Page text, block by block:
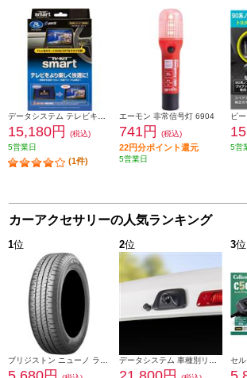
15,180円
(税込)
5営業日
(1件)
エーモン 非常信号灯 6904
741円 (税込)
22円分ポイント還元
5営業日
5営
カーアクセサリーの人気ランキング
1位 2位 3位